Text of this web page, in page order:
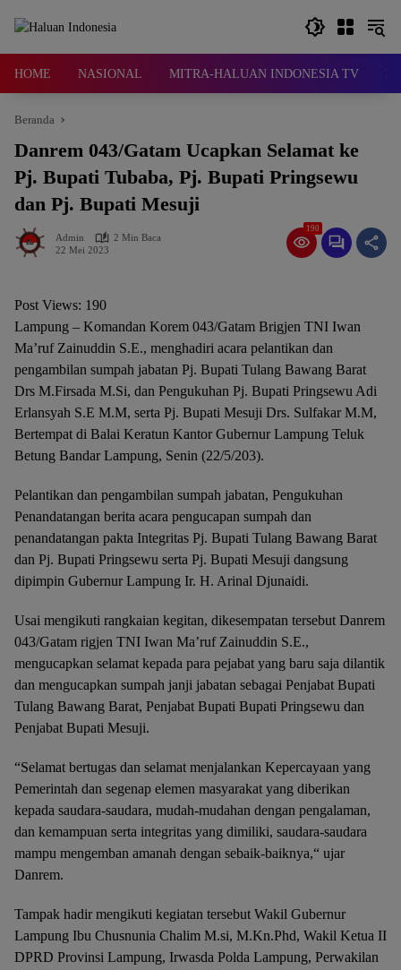
HOME NASIONAL MITRA-HALUAN INDONESIA TV
Beranda
Danrem 043/Gatam Ucapkan Selamat ke
Pj. Bupati Tubaba, Pj. Bupati Pringsewu
dan Pj. Bupati Mesuji
Admin
2 Min Baca
22 Mei 2023
190
Post Views: 190
Lampung – Komandan Korem 043/Gatam Brigjen TNI Iwan
Ma’ruf Zainuddin S.E., menghadiri acara pelantikan dan
pengambilan sumpah jabatan Pj. Bupati Tulang Bawang Barat
Drs M.Firsada M.Si, dan Pengukuhan Pj. Bupati Pringsewu Adi
Erlansyah S.E M.M, serta Pj. Bupati Mesuji Drs. Sulfakar M.M,
Bertempat di Balai Keratun Kantor Gubernur Lampung Teluk
Betung Bandar Lampung, Senin (22/5/203).
Pelantikan dan pengambilan sumpah jabatan, Pengukuhan
Penandatangan berita acara pengucapan sumpah dan
penandatangan pakta Integritas Pj. Bupati Tulang Bawang Barat
dan Pj. Bupati Pringsewu serta Pj. Bupati Mesuji dangsung
dipimpin Gubernur Lampung Ir. H. Arinal Djunaidi.
Usai mengikuti rangkaian kegitan, dikesempatan tersebut Danrem
043/Gatam rigjen TNI Iwan Ma’ruf Zainuddin S.E.,
mengucapkan selamat kepada para pejabat yang baru saja dilantik
dan mengucapkan sumpah janji jabatan sebagai Penjabat Bupati
Tulang Bawang Barat, Penjabat Bupati Bupati Pringsewu dan
Penjabat Bupati Mesuji.
“Selamat bertugas dan selamat menjalankan Kepercayaan yang
Pemerintah dan segenap elemen masyarakat yang diberikan
kepada saudara-saudara, mudah-mudahan dengan pengalaman,
dan kemampuan serta integritas yang dimiliki, saudara-saudara
mampu mengemban amanah dengan sebaik-baiknya,“ ujar
Danrem.
Tampak hadir mengikuti kegiatan tersebut Wakil Gubernur
Lampung Ibu Chusnunia Chalim M.si, M.Kn.Phd, Wakil Ketua II
DPRD Provinsi Lampung, Irwasda Polda Lampung, Perwakilan